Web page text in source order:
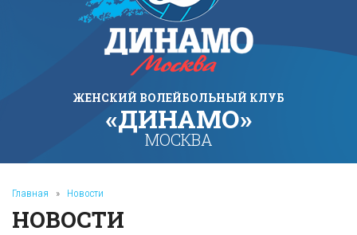
ЖЕНСКИЙ ВОЛЕЙБОЛЬНЫЙ КЛУБ
«ДИНАМО»
МОСКВА
Главная » Новости
НОВОСТИ